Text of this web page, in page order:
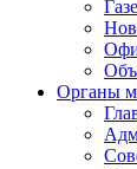
Органы